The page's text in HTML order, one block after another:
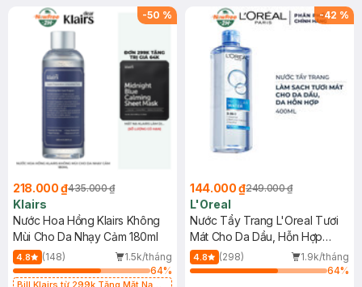
-50 %
218.000 ₫435.000 ₫
Klairs
Nước Hoa Hồng Klairs Không
Mùi Cho Da Nhạy Cảm 180ml
4.8 (148)
1.5k/tháng
64%
Bill Klairs từ 299k Tặng Mặt Nạ
-42 %
144.000 ₫249.000 ₫
L'Oreal
Nước Tẩy Trang L'Oreal Tươi
Mát Cho Da Dầu, Hỗn Hợp
400ml
4.8 (298)
1.9k/tháng
64%